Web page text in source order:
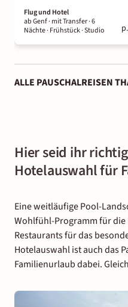
Flug und Hotel
ab Genf ·mit Transfer ·6
Nächte· Frühstück· Studio
ALLE PAUSCHALREISEN
Hier seid ihr
Hotelauswahl für
Eine weitläufige Pool-
Wohlfühl-Programm für
Restaurants für das
Hotelauswahl ist auch das
Familienurlaub dabei.